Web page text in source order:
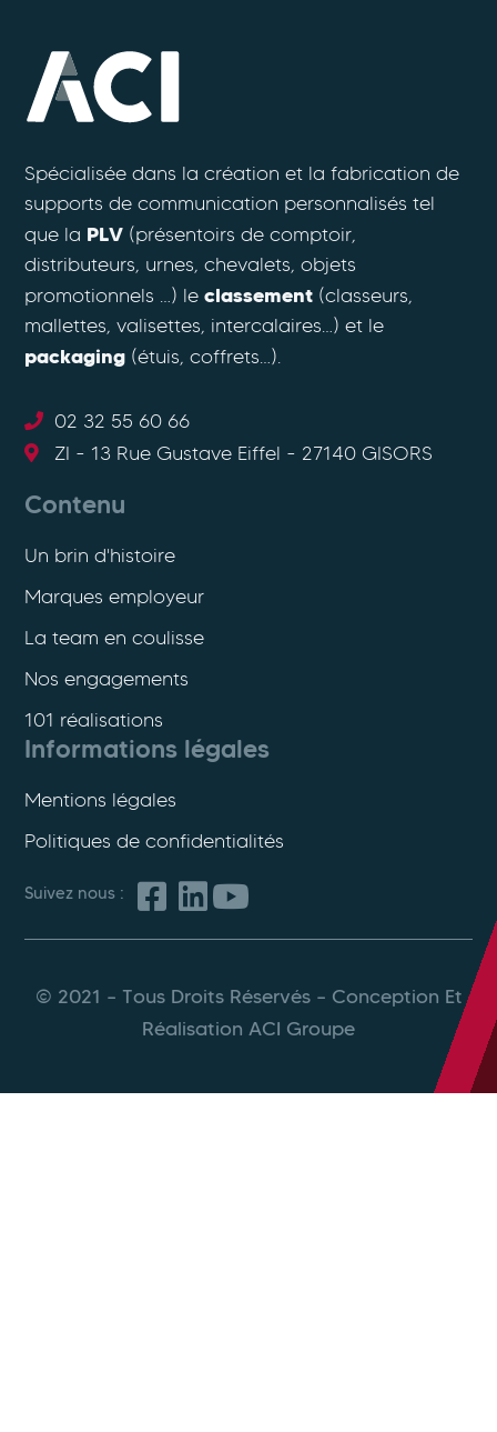
Spécialisée dans la création et la fabrication de
supports de communication personnalisés tel
que la PLV (présentoirs de comptoir,
distributeurs, urnes, chevalets, objets
promotionnels …) leclassement (classeurs,
mallettes, valisettes, intercalaires…) et le
packaging (étuis, coffrets…).
02 32 55 60 66
ZI - 13 Rue Gustave Eiffel - 27140 GISORS
Contenu
Un brin d'histoire
Marques employeur
La team en coulisse
Nos engagements
101 réalisations
Informations légales
Mentions légales
Politiques de confidentialités
Suivez nous :
© 2021 – Tous Droits Réservés – Conception Et
Réalisation ACI Groupe